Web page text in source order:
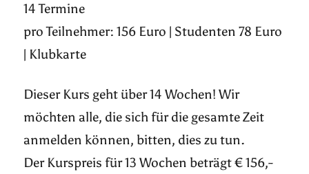
14 Termine
pro Teilnehmer: 156 Euro | Studenten 78 Euro
| Klubkarte
Dieser Kurs geht über 14 Wochen! Wir
möchten alle, die sich für die gesamte Zeit
anmelden können, bitten, dies zu tun.
Der Kurspreis für 13 Wochen beträgt € 156,-